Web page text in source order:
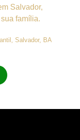
Salvador,
família.
Salvador, BA